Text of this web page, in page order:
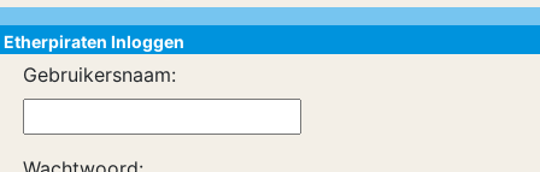
Etherpiraten Inloggen
Gebruikersnaam: